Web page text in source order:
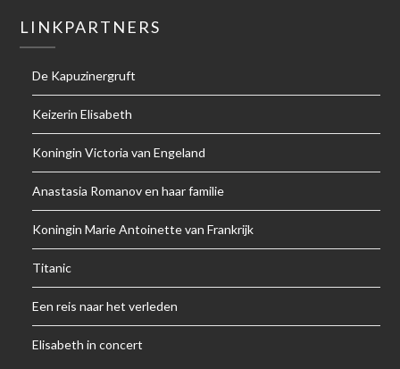
LINKPARTNERS
De Kapuzinergruft
Keizerin Elisabeth
Koningin Victoria van Engeland
Anastasia Romanov en haar familie
Koningin Marie Antoinette van Frankrijk
Titanic
Een reis naar het verleden
Elisabeth in concert